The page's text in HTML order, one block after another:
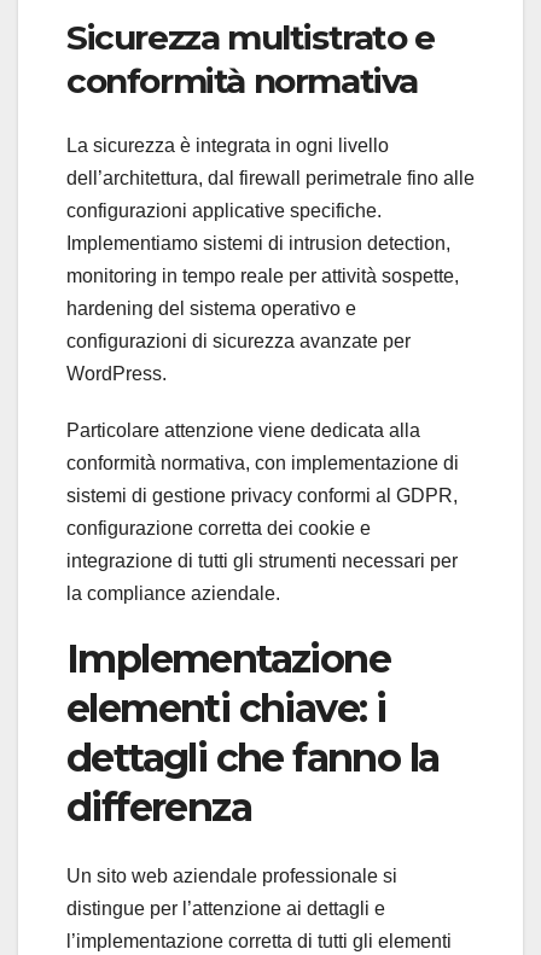
Sicurezza multistrato e
conformità normativa
La sicurezza è integrata in ogni livello
dell’architettura, dal firewall perimetrale fino alle
configurazioni applicative specifiche.
Implementiamo sistemi di intrusion detection,
monitoring in tempo reale per attività sospette,
hardening del sistema operativo e
configurazioni di sicurezza avanzate per
WordPress.
Particolare attenzione viene dedicata alla
conformità normativa, con implementazione di
sistemi di gestione privacy conformi al GDPR,
configurazione corretta dei cookie e
integrazione di tutti gli strumenti necessari per
la compliance aziendale.
Implementazione
elementi chiave: i
dettagli che fanno la
differenza
Un sito web aziendale professionale si
distingue per l’attenzione ai dettagli e
l’implementazione corretta di tutti gli elementi